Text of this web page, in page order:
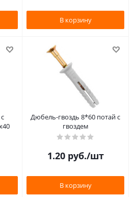
В корзину
Дюбель-гвоздь 8*60 потай с
гвоздем
1.20руб./шт
В корзину